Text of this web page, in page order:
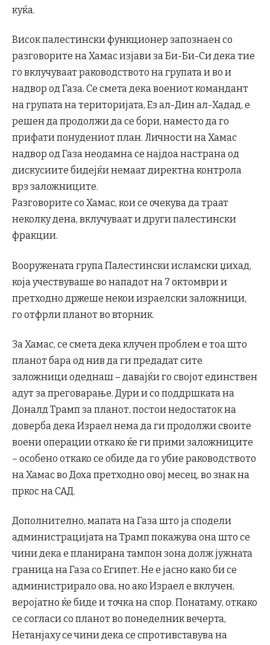
куќа.
Висок палестински функционер запознаен со
разговорите на Хамас изјави за Би-Би-Си дека тие
го вклучуваат раководството на групата и во и
надвор од Газа. Се смета дека воениот командант
на групата на територијата, Ез ал-Дин ал-Хадад, е
решен да продолжи да се бори, наместо да го
прифати понудениот план. Личности на Хамас
надвор од Газа неодамна се најдоа настрана од
дискусиите бидејќи немаат директна контрола
врз заложниците.
Разговорите со Хамас, кои се очекува да траат
неколку дена, вклучуваат и други палестински
фракции.
Вооружената група Палестински исламски џихад,
која учествуваше во нападот на 7 октомври и
претходно држеше некои израелски заложници,
го отфрли планот во вторник.
За Хамас, се смета дека клучен проблем е тоа што
планот бара од нив да ги предадат сите
заложници одеднаш – давајќи го својот единствен
адут за преговарање. Дури и со поддршката на
Доналд Трамп за планот, постои недостаток на
доверба дека Израел нема да ги продолжи своите
воени операции откако ќе ги прими заложниците
– особено откако се обиде да го убие раководството
на Хамас во Доха претходно овој месец, во знак на
пркос на САД.
Дополнително, мапата на Газа што ја сподели
администрацијата на Трамп покажува она што се
чини дека е планирана тампон зона долж јужната
граница на Газа со Египет. Не е јасно како би се
администрирало ова, но ако Израел е вклучен,
веројатно ќе биде и точка на спор. Понатаму, откако
се согласи со планот во понеделник вечерта,
Нетанјаху се чини дека се спротивставува на